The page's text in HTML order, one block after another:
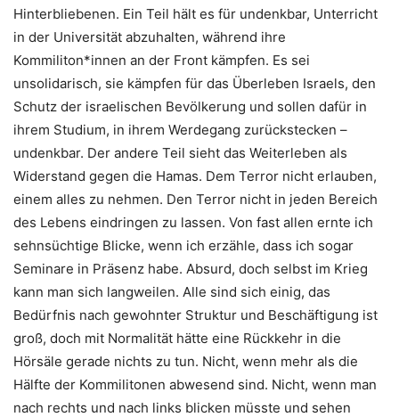
Hinterbliebenen. Ein Teil hält es für undenkbar, Unterricht
in der Universität abzuhalten, während ihre
Kommiliton*innen an der Front kämpfen. Es sei
unsolidarisch, sie kämpfen für das Überleben Israels, den
Schutz der israelischen Bevölkerung und sollen dafür in
ihrem Studium, in ihrem Werdegang zurückstecken –
undenkbar. Der andere Teil sieht das Weiterleben als
Widerstand gegen die Hamas. Dem Terror nicht erlauben,
einem alles zu nehmen. Den Terror nicht in jeden Bereich
des Lebens eindringen zu lassen. Von fast allen ernte ich
sehnsüchtige Blicke, wenn ich erzähle, dass ich sogar
Seminare in Präsenz habe. Absurd, doch selbst im Krieg
kann man sich langweilen. Alle sind sich einig, das
Bedürfnis nach gewohnter Struktur und Beschäftigung ist
groß, doch mit Normalität hätte eine Rückkehr in die
Hörsäle gerade nichts zu tun. Nicht, wenn mehr als die
Hälfte der Kommilitonen abwesend sind. Nicht, wenn man
nach rechts und nach links blicken müsste und sehen